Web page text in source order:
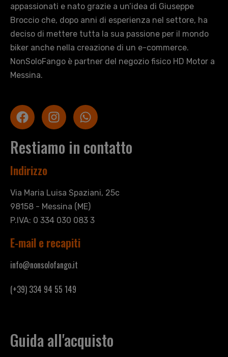
appassionati e nato grazie a un’idea di Giuseppe
Broccio che, dopo anni di esperienza nel settore, ha
deciso di mettere tutta la sua passione per il mondo
biker anche nella creazione di un e-commerce.
NonSoloFango è partner del negozio fisico HD Motor a
Messina.
Restiamo in contatto
Indirizzo
Via Maria Luisa Spaziani, 25c
98158 - Messina (ME)
P.IVA: 0 334 030 083 3
E-mail e recapiti
info@nonsolofango.it
(+39) 334 94 55 149
Guida all'acquisto